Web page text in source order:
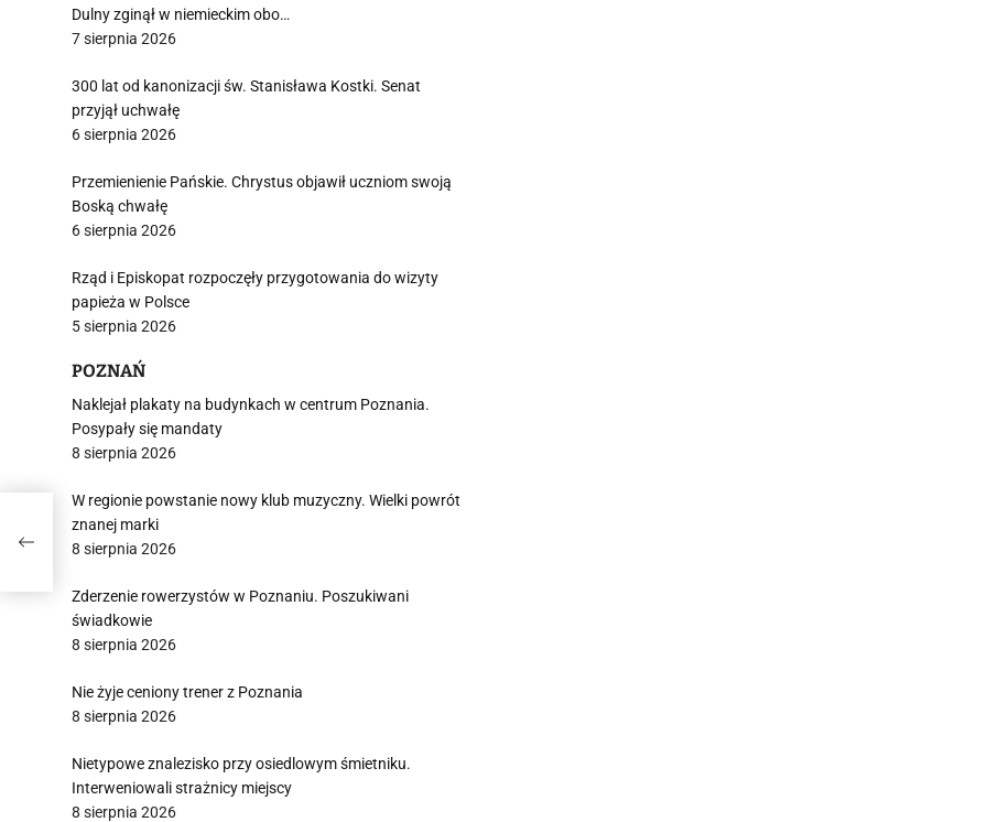
Dulny zginął w niemieckim obo…
7 sierpnia 2026
300 lat od kanonizacji św. Stanisława Kostki. Senat
przyjął uchwałę
6 sierpnia 2026
Przemienienie Pańskie. Chrystus objawił uczniom swoją
Boską chwałę
6 sierpnia 2026
Rząd i Episkopat rozpoczęły przygotowania do wizyty
papieża w Polsce
5 sierpnia 2026
POZNAŃ
Naklejał plakaty na budynkach w centrum Poznania.
Posypały się mandaty
8 sierpnia 2026
W regionie powstanie nowy klub muzyczny. Wielki powrót
znanej marki
8 sierpnia 2026
Zderzenie rowerzystów w Poznaniu. Poszukiwani
świadkowie
8 sierpnia 2026
Nie żyje ceniony trener z Poznania
8 sierpnia 2026
Nietypowe znalezisko przy osiedlowym śmietniku.
Interweniowali strażnicy miejscy
8 sierpnia 2026